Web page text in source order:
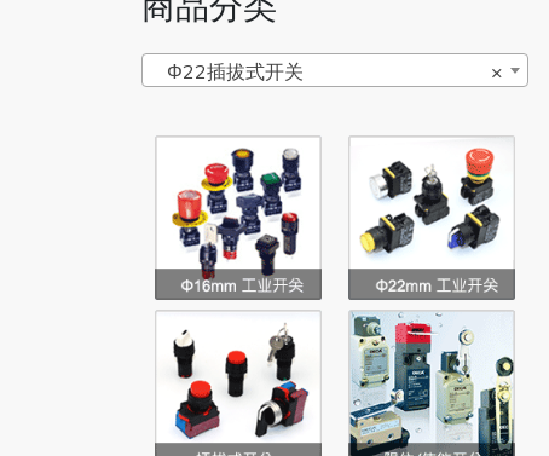
×
Φ22插拔式开关